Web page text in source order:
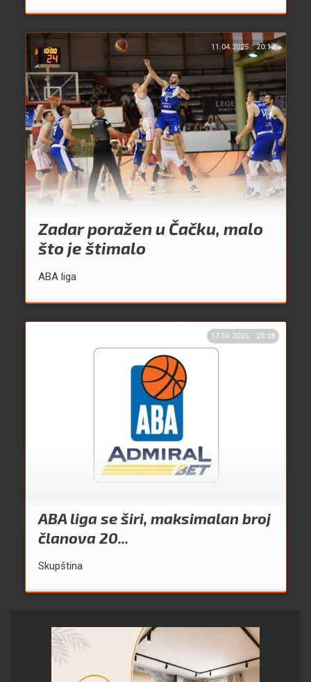
11.04.2025. 20:17
Zadar poražen u Čačku, malo
što je štimalo
ABA liga
17.04.2025. 23:28
ABA liga se širi, maksimalan broj
članova 20...
Skupština